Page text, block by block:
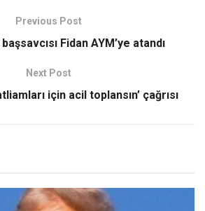
Previous Post
Fidan AYM’ye atandı
Next Post
için acil toplansın’ çağrısı